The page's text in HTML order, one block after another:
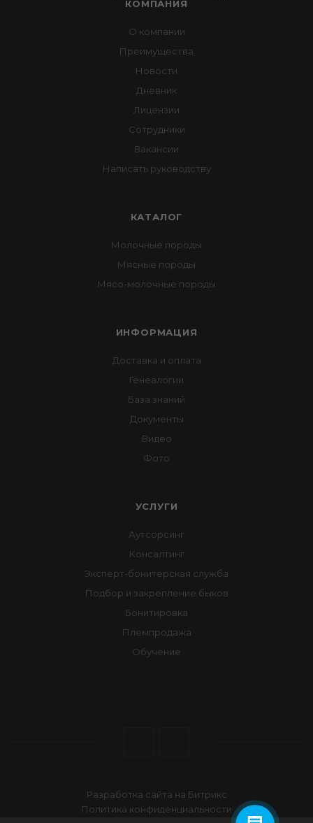
КОМПАНИЯ
О компании
Преимущества
Новости
Дневник
Лицензии
Сотрудники
Вакансии
Написать руководству
КАТАЛОГ
Молочные породы
Мясные породы
Мясо-молочные породы
ИНФОРМАЦИЯ
Доставка и оплата
Генеалогии
База знаний
Документы
Видео
Фото
УСЛУГИ
Аутсорсинг
Консалтинг
Эксперт-бонитерская служба
Подбор и закрепление быков
Бонитировка
Племпродажа
Обучение
Разработка сайта на Битрикс
Политика конфиденциальности